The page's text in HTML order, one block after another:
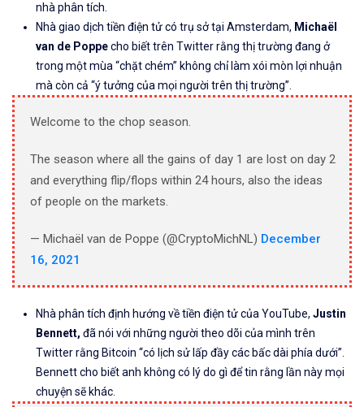
nhà phân tích.
Nhà giao dịch tiền điện tử có trụ sở tại Amsterdam, Michaël
van de Poppecho biết trên Twitter rằng thị trường đang ở
trong một mùa “chặt chém” không chỉ làm xói mòn lợi nhuận
mà còn cả “ý tưởng của mọi người trên thị trường”.
Welcome to the chop season.
The season where all the gains of day 1 are lost on day 2
and everything flip/flops within 24 hours, also the ideas
of people on the markets.
— Michaël van de Poppe (@CryptoMichNL) December
16, 2021
Nhà phân tích định hướng về tiền điện tử của YouTube, Justin
Bennett, đã nói với những người theo dõi của mình trên
Twitter rằng Bitcoin “có lịch sử lấp đầy các bấc dài phía dưới”.
Bennett cho biết anh không có lý do gì để tin rằng lần này mọi
chuyện sẽ khác.